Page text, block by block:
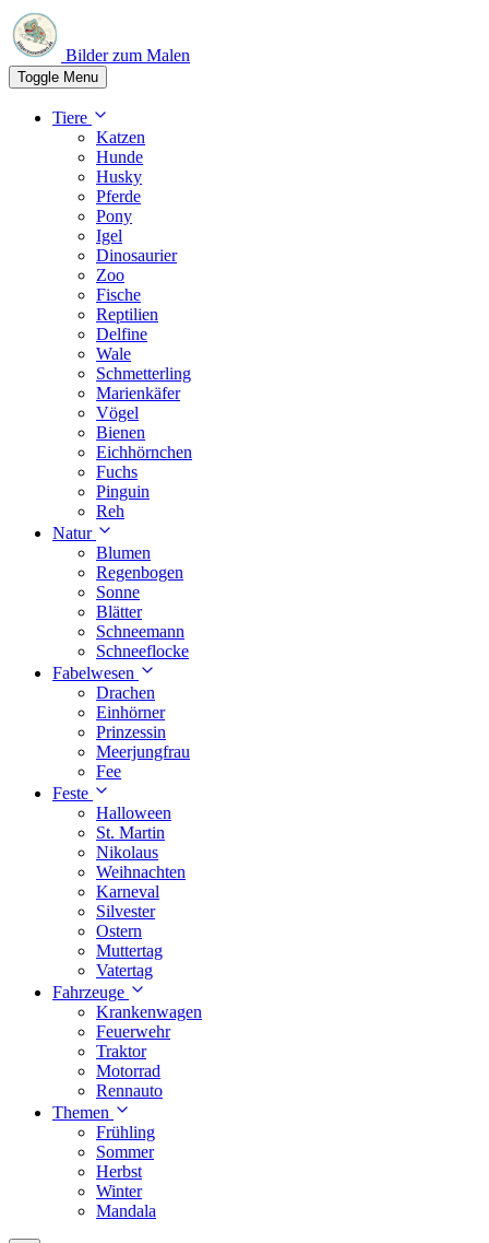
Bilder zum Malen
Toggle Menu
Tiere
Katzen
Hunde
Husky
Pferde
Pony
Igel
Dinosaurier
Zoo
Fische
Reptilien
Delfine
Wale
Schmetterling
Marienkäfer
Vögel
Bienen
Eichhörnchen
Fuchs
Pinguin
Reh
Natur
Blumen
Regenbogen
Sonne
Blätter
Schneemann
Schneeflocke
Fabelwesen
Drachen
Einhörner
Prinzessin
Meerjungfrau
Fee
Feste
Halloween
St. Martin
Nikolaus
Weihnachten
Karneval
Silvester
Ostern
Muttertag
Vatertag
Fahrzeuge
Krankenwagen
Feuerwehr
Traktor
Motorrad
Rennauto
Themen
Frühling
Sommer
Herbst
Winter
Mandala